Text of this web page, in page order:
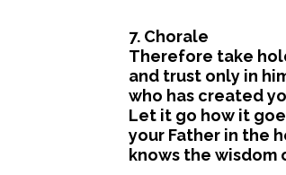
7. Chorale
Therefore take
and trust only in
who has created
Let it go how it
your Father in the
knows the wisdom